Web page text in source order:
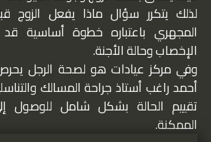
لذلك يتكرر سؤال ماذا يفعل الزوج
المجهري باعتباره خطوة أساسية
الإخصاب وحالة الأجنة.
وفي مركز عيادات هو لصحة الرجل يحرص
أحمد راغب أستاذ جراحة المسالك
تقييم الحالة بشكل شامل للوصول
الممكنة.